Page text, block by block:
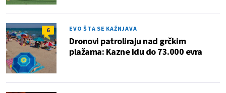
6 EVO ŠTA SE KAŽNJAVA
Dronovi patroliraju nad grčkim
plažama: Kazne idu do 73.000 evra